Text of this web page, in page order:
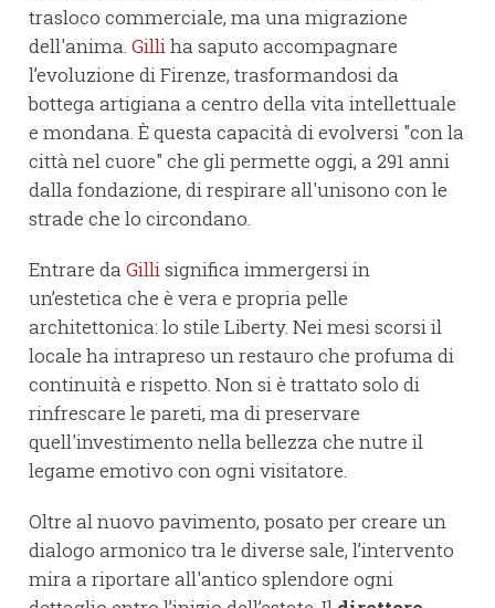
trasloco commerciale, ma una migrazione
dell'anima. Gilliha saputo accompagnare
l’evoluzione di Firenze, trasformandosi da
bottega artigiana a centro della vita intellettuale
e mondana. È questa capacità di evolversi "con la
città nel cuore" che gli permette oggi, a 291 anni
dalla fondazione, di respirare all'unisono con le
strade che lo circondano.
Entrare da Gillisignifica immergersi in
un’estetica che è vera e propria pelle
architettonica: lo stile Liberty. Nei mesi scorsi il
locale ha intrapreso un restauro che profuma di
continuità e rispetto. Non si è trattato solo di
rinfrescare le pareti, ma di preservare
quell'investimento nella bellezza che nutre il
legame emotivo con ogni visitatore.
Oltre al nuovo pavimento, posato per creare un
dialogo armonico tra le diverse sale, l’intervento
mira a riportare all'antico splendore ogni